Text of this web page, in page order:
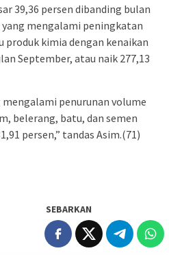
39,36 persen dibanding bulan
mengalami peningkatan
kimia dengan kenaikan
September, atau naik 277,13
penurunan volume
belerang, batu, dan semen
persen,” tandas Asim.(71)
SEBARKAN